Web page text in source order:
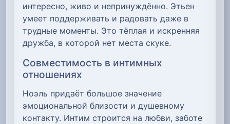
интересно, живо и непринуждённо. Этьен
умеет поддерживать и радовать даже в
трудные моменты. Это тёплая и искренняя
дружба, в которой нет места скуке.
Совместимость в интимных
отношениях
Ноэль придаёт большое значение
эмоциональной близости и душевному
контакту. Интим строится на любви, заботе